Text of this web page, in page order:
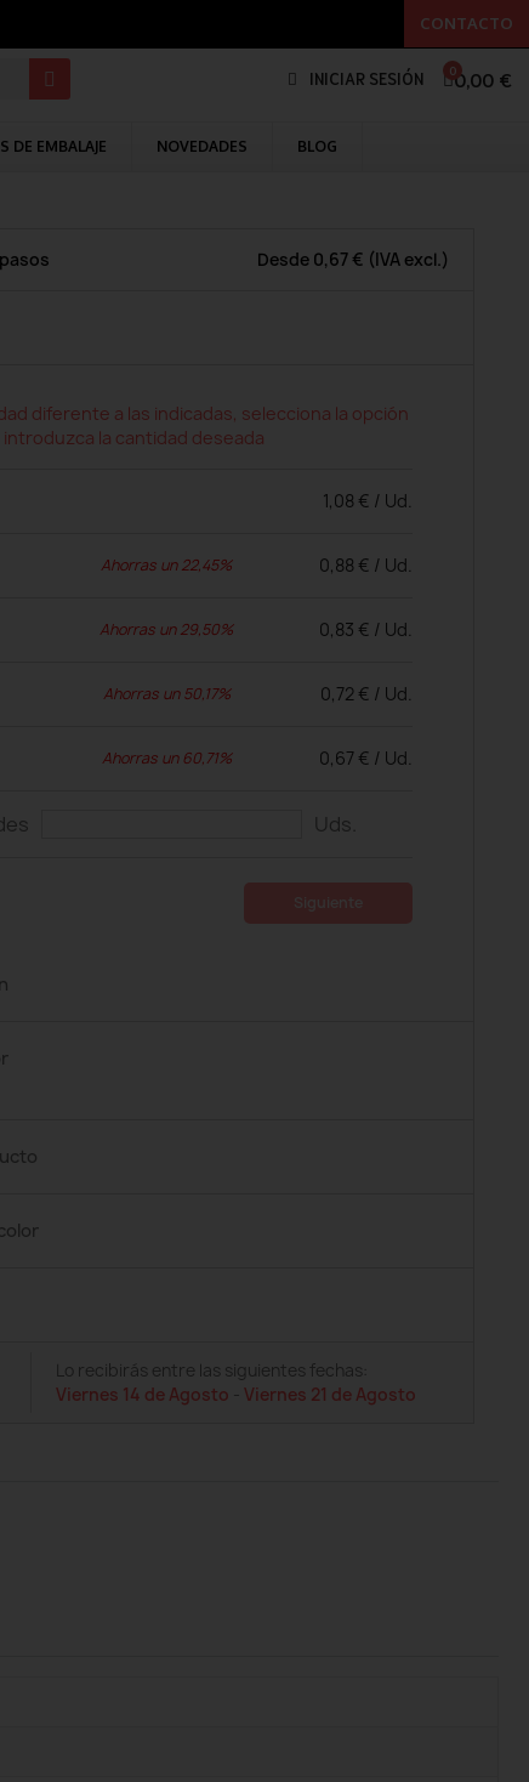
CONTACTO
INICIAR SESIÓN 0,00 €
DE EMBALAJE NOVEDADES BLOG
Desde 0,67 € (IVA excl.)
diferente a las indicadas, selecciona la opción
la cantidad deseada
1,08 € / Ud.
Ahorras un 22,45% 0,88 € / Ud.
Ahorras un 29,50% 0,83 € / Ud.
Ahorras un 50,17% 0,72 € / Ud.
Ahorras un 60,71% 0,67 € / Ud.
Uds.
Lo recibirás entre las siguientes fechas:
Viernes 14 de Agosto - Viernes 21 de Agosto